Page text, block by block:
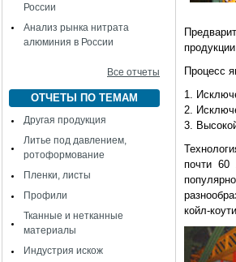
России
Анализ рынка нитрата
алюминия в России
Все отчеты
ОТЧЕТЫ ПО ТЕМАМ
Другая продукция
Литье под давлением,
ротоформование
Пленки, листы
Профили
Тканные и нетканные
материалы
Индустрия искож
Процесс
1.
2.
3.
почти
койл-